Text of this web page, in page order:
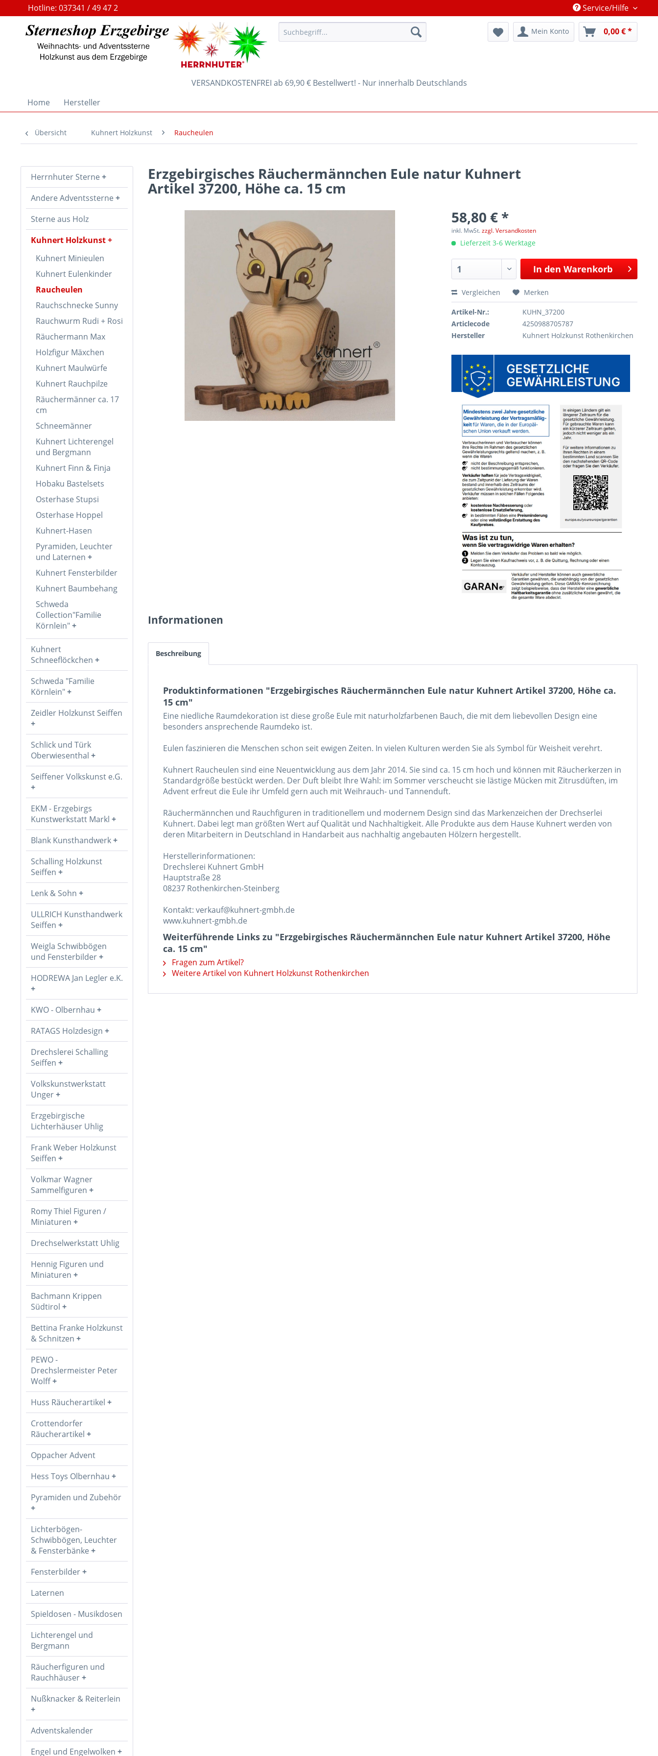
Hotline: 037341 / 49 47 2 Service/Hilfe
Mein Konto 0,00 € *
VERSANDKOSTENFREI ab 69,90 € Bestellwert! - Nur innerhalb Deutschlands
Home
Hersteller
Übersicht Kuhnert Holzkunst Raucheulen
Herrnhuter Sterne
Andere Adventssterne
Sterne aus Holz
Kuhnert Holzkunst
Kuhnert Minieulen
Kuhnert Eulenkinder
Raucheulen
Rauchschnecke Sunny
Rauchwurm Rudi + Rosi
Räuchermann Max
Holzfigur Mäxchen
Kuhnert Maulwürfe
Kuhnert Rauchpilze
Räuchermänner ca. 17
cm
Schneemänner
Kuhnert Lichterengel
und Bergmann
Kuhnert Finn & Finja
Hobaku Bastelsets
Osterhase Stupsi
Osterhase Hoppel
Kuhnert-Hasen
Pyramiden, Leuchter
und Laternen
Kuhnert Fensterbilder
Kuhnert Baumbehang
Schweda
Collection"Familie
Körnlein"
Kuhnert
Schneeflöckchen
Schweda "Familie
Körnlein"
Zeidler Holzkunst Seiffen
Schlick und Türk
Oberwiesenthal
Seiffener Volkskunst e.G.
EKM - Erzgebirgs
Kunstwerkstatt Markl
Blank Kunsthandwerk
Schalling Holzkunst
Seiffen
Lenk & Sohn
ULLRICH Kunsthandwerk
Seiffen
Weigla Schwibbögen
und Fensterbilder
HODREWA Jan Legler e.K.
KWO - Olbernhau
RATAGS Holzdesign
Drechslerei Schalling
Seiffen
Volkskunstwerkstatt
Unger
Erzgebirgische
Lichterhäuser Uhlig
Frank Weber Holzkunst
Seiffen
Volkmar Wagner
Sammelfiguren
Romy Thiel Figuren /
Miniaturen
Drechselwerkstatt Uhlig
Hennig Figuren und
Miniaturen
Bachmann Krippen
Südtirol
Bettina Franke Holzkunst
& Schnitzen
PEWO -
Drechslermeister Peter
Wolff
Huss Räucherartikel
Crottendorfer
Räucherartikel
Oppacher Advent
Hess Toys Olbernhau
Pyramiden und Zubehör
Lichterbögen-
Schwibbögen, Leuchter
& Fensterbänke
Fensterbilder
Laternen
Spieldosen - Musikdosen
Lichterengel und
Bergmann
Räucherfiguren und
Rauchhäuser
Nußknacker & Reiterlein
Adventskalender
Engel und Engelwolken
Erzgebirgisches Räuchermännchen Eule natur Kuhnert
Artikel 37200, Höhe ca. 15 cm
58,80 € *
inkl. MwSt.zzgl. Versandkosten
Lieferzeit 3-6 Werktage
In den Warenkorb
Vergleichen Merken
Artikel-Nr.:
KUHN_37200
Articlecode
4250988705787
Hersteller
Kuhnert Holzkunst Rothenkirchen
Informationen
Beschreibung
Produktinformationen "Erzgebirgisches Räuchermännchen Eule natur Kuhnert Artikel 37200, Höhe ca.
15 cm"
Eine niedliche Raumdekoration ist diese große Eule mit naturholzfarbenen Bauch, die mit dem liebevollen Design eine
besonders ansprechende Raumdeko ist.
Eulen faszinieren die Menschen schon seit ewigen Zeiten. In vielen Kulturen werden Sie als Symbol für Weisheit verehrt.
Kuhnert Raucheulen sind eine Neuentwicklung aus dem Jahr 2014. Sie sind ca. 15 cm hoch und können mit Räucherkerzen in
Standardgröße bestückt werden. Der Duft bleibt Ihre Wahl: im Sommer verscheucht sie lästige Mücken mit Zitrusdüften, im
Advent erfreut die Eule ihr Umfeld gern auch mit Weihrauch- und Tannenduft.
Räuchermännchen und Rauchfiguren in traditionellem und modernem Design sind das Markenzeichen der Drechserlei
Kuhnert. Dabei legt man größten Wert auf Qualität und Nachhaltigkeit. Alle Produkte aus dem Hause Kuhnert werden von
deren Mitarbeitern in Deutschland in Handarbeit aus nachhaltig angebauten Hölzern hergestellt.
Herstellerinformationen:
Drechslerei Kuhnert GmbH
Hauptstraße 28
08237 Rothenkirchen-Steinberg
Kontakt: verkauf@kuhnert-gmbh.de
www.kuhnert-gmbh.de
Weiterführende Links zu "Erzgebirgisches Räuchermännchen Eule natur Kuhnert Artikel 37200, Höhe
ca. 15 cm"
Fragen zum Artikel?
Weitere Artikel von Kuhnert Holzkunst Rothenkirchen